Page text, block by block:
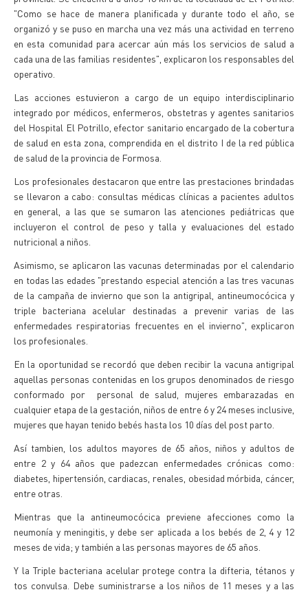
"Como se hace de manera planificada y durante todo el año, se
organizó y se puso en marcha una vez más una actividad en terreno
en esta comunidad para acercar aún más los servicios de salud a
cada una de las familias residentes", explicaron los responsables del
operativo.
Las acciones estuvieron a cargo de un equipo interdisciplinario
integrado por médicos, enfermeros, obstetras y agentes sanitarios
del Hospital El Potrillo, efector sanitario encargado de la cobertura
de salud en esta zona, comprendida en el distrito I de la red pública
de salud de la provincia de Formosa.
Los profesionales destacaron que entre las prestaciones brindadas
se llevaron a cabo: consultas médicas clínicas a pacientes adultos
en general, a las que se sumaron las atenciones pediátricas que
incluyeron el control de peso y talla y evaluaciones del estado
nutricional a niños.
Asimismo, se aplicaron las vacunas determinadas por el calendario
en todas las edades "prestando especial atención a las tres vacunas
de la campaña de invierno que son la antigripal, antineumocócica y
triple bacteriana acelular destinadas a prevenir varias de las
enfermedades respiratorias frecuentes en el invierno", explicaron
los profesionales.
En la oportunidad se recordó que deben recibir la vacuna antigripal
aquellas personas contenidas en los grupos denominados de riesgo
conformado por personal de salud, mujeres embarazadas en
cualquier etapa de la gestación, niños de entre 6 y 24 meses inclusive,
mujeres que hayan tenido bebés hasta los 10 días del post parto.
Así tambien, los adultos mayores de 65 años, niños y adultos de
entre 2 y 64 años que padezcan enfermedades crónicas como:
diabetes, hipertensión, cardiacas, renales, obesidad mórbida, cáncer,
entre otras.
Mientras que la antineumocócica previene afecciones como la
neumonía y meningitis, y debe ser aplicada a los bebés de 2, 4 y 12
meses de vida; y también a las personas mayores de 65 años.
Y la Triple bacteriana acelular protege contra la difteria, tétanos y
tos convulsa. Debe suministrarse a los niños de 11 meses y a las